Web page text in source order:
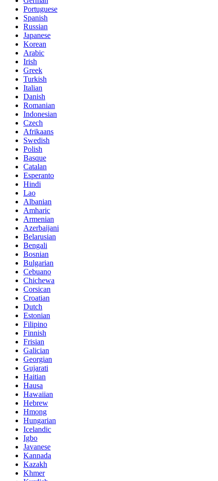
Portuguese
Spanish
Russian
Japanese
Korean
Arabic
Irish
Greek
Turkish
Italian
Danish
Romanian
Indonesian
Czech
Afrikaans
Swedish
Polish
Basque
Catalan
Esperanto
Hindi
Lao
Albanian
Amharic
Armenian
Azerbaijani
Belarusian
Bengali
Bosnian
Bulgarian
Cebuano
Chichewa
Corsican
Croatian
Dutch
Estonian
Filipino
Finnish
Frisian
Galician
Georgian
Gujarati
Haitian
Hausa
Hawaiian
Hebrew
Hmong
Hungarian
Icelandic
Igbo
Javanese
Kannada
Kazakh
Khmer